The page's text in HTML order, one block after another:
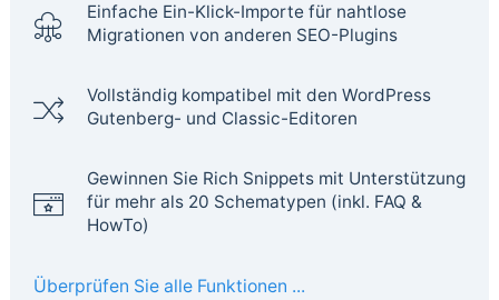
Einfache Ein-Klick-Importe für nahtlose
Migrationen von anderen SEO-Plugins
Vollständig kompatibel mit den WordPress
Gutenberg- und Classic-Editoren
Gewinnen Sie Rich Snippets mit Unterstützung
für mehr als 20 Schematypen (inkl. FAQ &
HowTo)
Überprüfen Sie alle Funktionen ...